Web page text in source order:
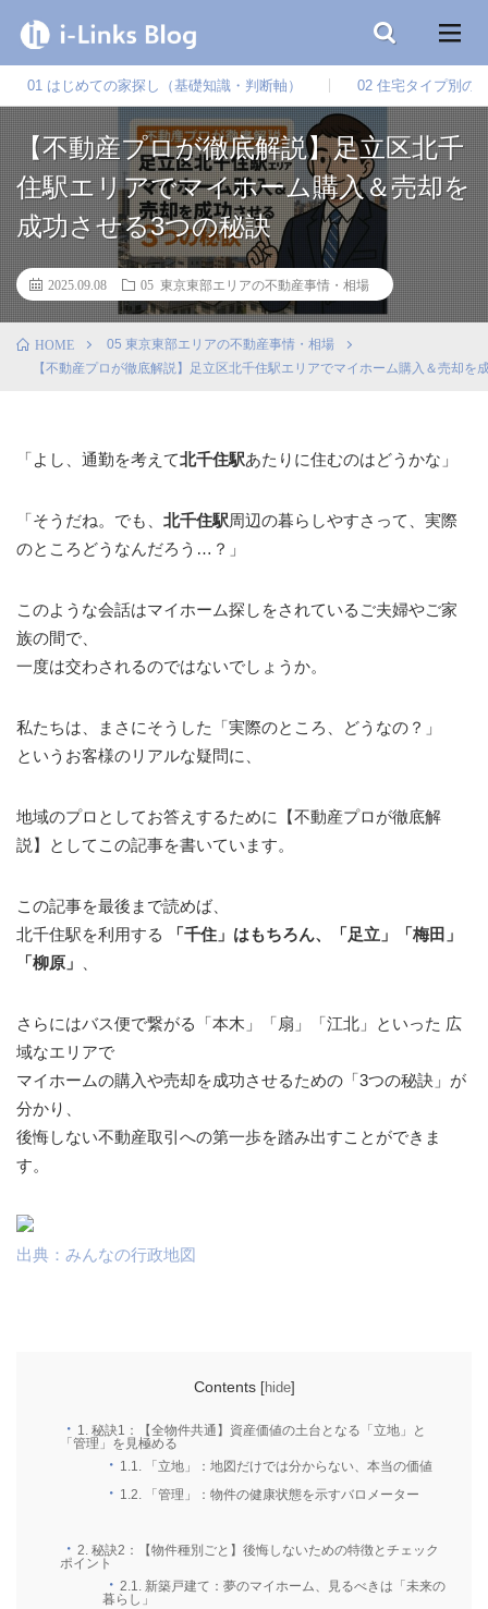
01 はじめての家探し（基礎知識・判断軸） 02 住宅タイプ別の
【不動産プロが徹底解説】足立区北千
住駅エリアでマイホーム購入＆売却を
成功させる3つの秘訣
2025.09.08 05 東京東部エリアの不動産事情・相場
HOME
05 東京東部エリアの不動産事情・相場
【不動産プロが徹底解説】足立区北千住駅エリアでマイホーム購入＆売却を
「よし、通勤を考えて北千住駅あたりに住むのはどうかな」
「そうだね。でも、 北千住駅周辺の暮らしやすさって、実際
のところどうなんだろう…？」
このような会話はマイホーム探しをされているご夫婦やご家
族の間で、
一度は交わされるのではないでしょうか。
私たちは、まさにそうした「実際のところ、どうなの？」
というお客様のリアルな疑問に、
地域のプロとしてお答えするために【不動産プロが徹底解
説】としてこの記事を書いています。
この記事を最後まで読めば、
北千住駅を利用する
「千住」はもちろん、「足立」「梅田」
「柳原」
さらにはバス便で繋がる「本木」「扇」「江北」といった 広
域なエリアで
マイホームの購入や売却を成功させるための「3つの秘訣」が
分かり、
後悔しない不動産取引への第一歩を踏み出すことができま
す。
出典：みんなの行政地図
Contents [hide]
1. 秘訣1：【全物件共通】資産価値の土台となる「立地」と
「管理」を見極める
1.1.「立地」：地図だけでは分からない、本当の価値
1.2.「管理」：物件の健康状態を示すバロメーター
2. 秘訣2：【物件種別ごと】後悔しないための特徴とチェック
ポイント
2.1.新築戸建て：夢のマイホーム、見るべきは「未来の
暮らし」